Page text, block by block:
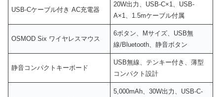
USB-Cケーブル付き AC充電器
20W出力、USB-C×1、USB-
A×1、1.5mケーブル付属
OSMOD Six ワイヤレスマウス
6ボタン、Mサイズ、USB無
線/Bluetooth、静音ボタン
静音コンパクトキーボード
USB無線、テンキー付き、薄型
コンパクト設計
5,000mAh、30W出力、USB-C-